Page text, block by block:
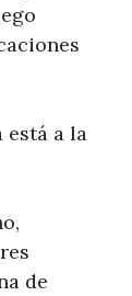
está a la
de